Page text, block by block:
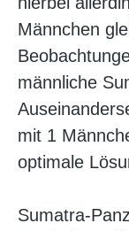
Männchen
männliche
mit 1
optimale
Sumatra-